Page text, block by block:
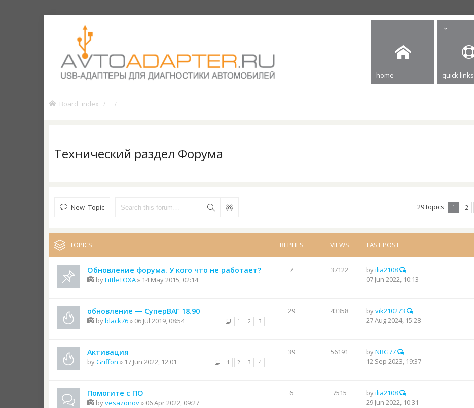
home quick links
Board index
Технический раздел Форума
New Topic 29 topics 1 2
TOPICS REPLIES VIEWS LAST POST
Обновление форума. У кого что не работает?
byLittleTOXA» 14 May 2015, 02:14
7 37122 byilia2108
07 Jun 2022, 10:13
обновление — СуперВАГ 18.90
1 2 3
byblack76» 06 Jul 2019, 08:54
29 43358 byvik210273
27 Aug 2024, 15:28
Активация
1 2 3 4
byGriffon » 17 Jun 2022, 12:01
39 56191 byNRG77
12 Sep 2023, 19:37
Помогите с ПО
byvesazonov» 06 Apr 2022, 09:27
6 7515 byilia2108
29 Jun 2022, 10:31